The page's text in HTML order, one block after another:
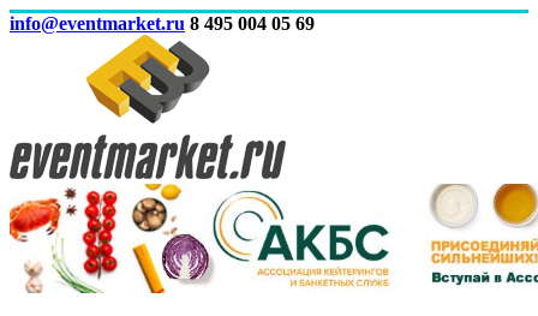
info@eventmarket.ru 8 495 004 05 69